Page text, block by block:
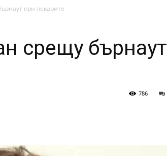
при лекарите
срещу бърнаут
786